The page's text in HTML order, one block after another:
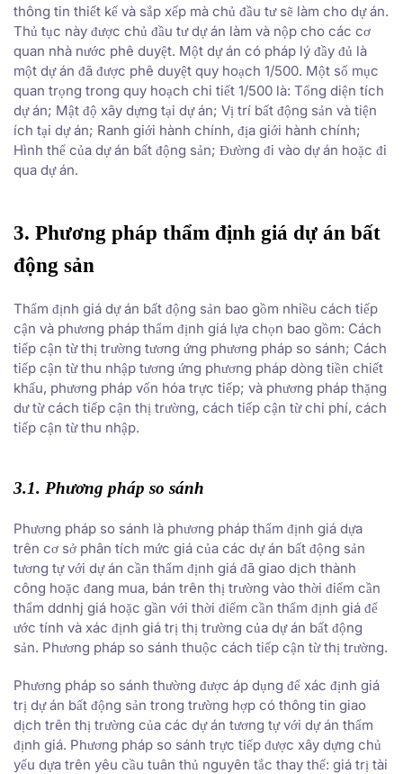
thông tin thiết kế và sắp xếp mà chủ đầu tư sẽ làm cho dự án.
Thủ tục này được chủ đầu tư dự án làm và nộp cho các cơ
quan nhà nước phê duyệt. Một dự án có pháp lý đầy đủ là
một dự án đã được phê duyệt quy hoạch 1/500. Một số mục
quan trọng trong quy hoạch chi tiết 1/500 là: Tổng diện tích
dự án; Mật độ xây dựng tại dự án; Vị trí bất động sản và tiện
ích tại dự án; Ranh giới hành chính, địa giới hành chính;
Hình thể của dự án bất động sản; Đường đi vào dự án hoặc đi
qua dự án.
3. Phương pháp thẩm định giá dự án bất
động sản
Thẩm định giá dự án bất động sản bao gồm nhiều cách tiếp
cận và phương pháp thẩm định giá lựa chọn bao gồm: Cách
tiếp cận từ thị trường tương ứng phương pháp so sánh; Cách
tiếp cận từ thu nhập tương ứng phương pháp dòng tiền chiết
khấu, phương pháp vốn hóa trực tiếp; và phương pháp thặng
dư từ cách tiếp cận thị trường, cách tiếp cận từ chi phí, cách
tiếp cận từ thu nhập.
3.1. Phương pháp so sánh
Phương pháp so sánh là phương pháp thẩm định giá dựa
trên cơ sở phân tích mức giá của các dự án bất động sản
tương tự với dự án cần thẩm định giá đã giao dịch thành
công hoặc đang mua, bán trên thị trường vào thời điểm cần
thẩm ddnhj giá hoặc gần với thời điểm cần thẩm định giá để
ước tính và xác định giá trị thị trường của dự án bất động
sản. Phương pháp so sánh thuộc cách tiếp cận từ thị trường.
Phương pháp so sánh thường được áp dụng để xác định giá
trị dự án bất động sản trong trường hợp có thông tin giao
dịch trên thị trường của các dự án tương tự với dự án thẩm
định giá. Phương pháp so sánh trực tiếp được xây dựng chủ
yếu dựa trên yêu cầu tuân thủ nguyên tắc thay thế: giá trị tài